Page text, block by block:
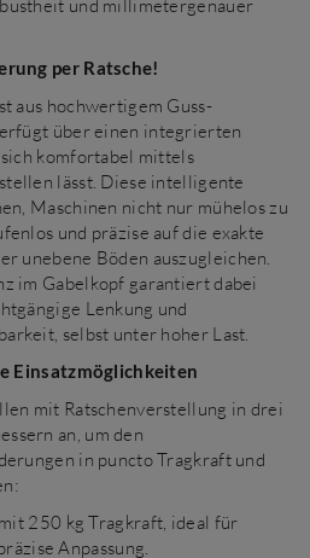
und millimetergenauer
per Ratsche!
aus hochwertigem Guss-
über einen integrierten
komfortabel mittels
lässt. Diese intelligente
Maschinen nicht nur mühelos zu
und präzise auf die exakte
unebene Böden auszugleichen.
im Gabelkopf garantiert dabei
Lenkung und
selbst unter hoher Last.
Einsatzmöglichkeiten
mit Ratschenverstellung in drei
an, um den
in puncto Tragkraft und
250 kg Tragkraft, ideal für
Anpassung.